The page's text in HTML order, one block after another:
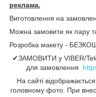
реклама.
Виготовлення на
Можна замовити як пару
Розробка макету -
✔ЗАМОВИТИ у VIBER/
для замовлення
На сайті
головному фото. При